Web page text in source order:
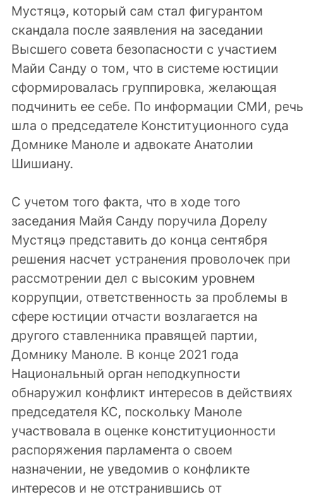
Мустяцэ, который сам стал фигурантом
скандала после заявления на заседании
Высшего совета безопасности с участием
Майи Санду о том, что в системе юстиции
сформировалась группировка, желающая
подчинить ее себе. По информации СМИ, речь
шла о председателе Конституционного суда
Домнике Маноле и адвокате Анатолии
Шишиану.
С учетом того факта, что в ходе того
заседания Майя Санду поручила Дорелу
Мустяцэ представить до конца сентября
решения насчет устранения проволочек при
рассмотрении дел с высоким уровнем
коррупции, ответственность за проблемы в
сфере юстиции отчасти возлагается на
другого ставленника правящей партии,
Домнику Маноле. В конце 2021 года
Национальный орган неподкупности
обнаружил конфликт интересов в действиях
председателя КС, поскольку Маноле
участвовала в оценке конституционности
распоряжения парламента о своем
назначении, не уведомив о конфликте
интересов и не отстранившись от